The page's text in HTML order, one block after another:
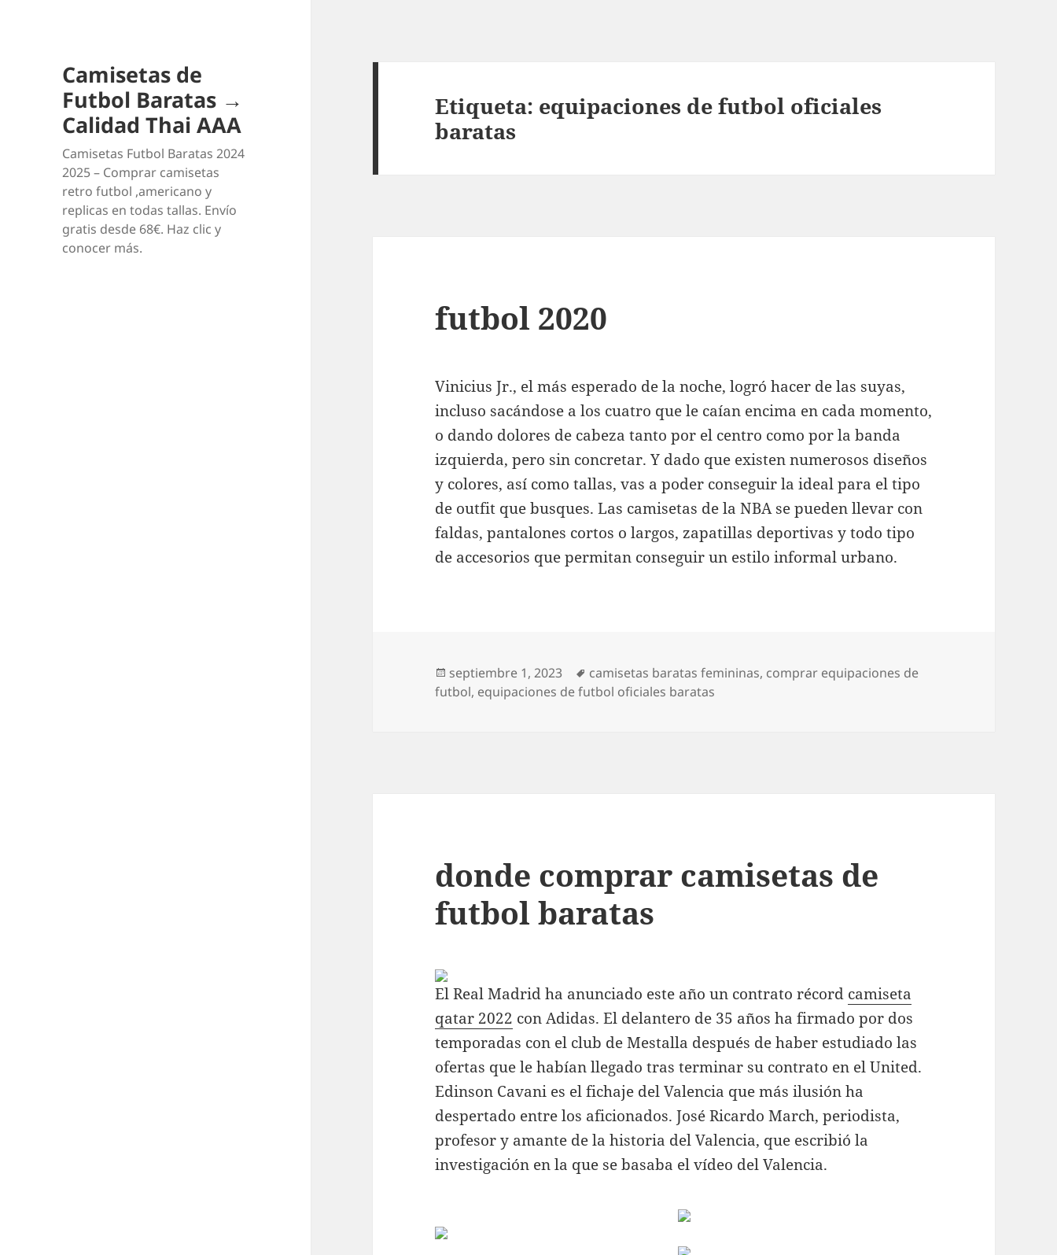
Camisetas de
Futbol Baratas →
Calidad Thai AAA
Camisetas Futbol Baratas 2024
2025 – Comprar camisetas
retro futbol ,americano y
replicas en todas tallas. Envío
gratis desde 68€. Haz clic y
conocer más.
Etiqueta: equipaciones de futbol oficiales
baratas
futbol 2020
Vinicius Jr., el más esperado de la noche, logró hacer de las suyas,
incluso sacándose a los cuatro que le caían encima en cada momento,
o dando dolores de cabeza tanto por el centro como por la banda
izquierda, pero sin concretar. Y dado que existen numerosos diseños
y colores, así como tallas, vas a poder conseguir la ideal para el tipo
de outfit que busques. Las camisetas de la NBA se pueden llevar con
faldas, pantalones cortos o largos, zapatillas deportivas y todo tipo
de accesorios que permitan conseguir un estilo informal urbano.
Publicado
el
septiembre 1, 2023 Etiquetas
camisetas baratas femininas, comprar equipaciones de
futbol, equipaciones de futbol oficiales baratas
donde comprar camisetas de
futbol baratas
El Real Madrid ha anunciado este año un contrato récord camiseta
qatar 2022 con Adidas. El delantero de 35 años ha firmado por dos
temporadas con el club de Mestalla después de haber estudiado las
ofertas que le habían llegado tras terminar su contrato en el United.
Edinson Cavani es el fichaje del Valencia que más ilusión ha
despertado entre los aficionados. José Ricardo March, periodista,
profesor y amante de la historia del Valencia, que escribió la
investigación en la que se basaba el vídeo del Valencia.